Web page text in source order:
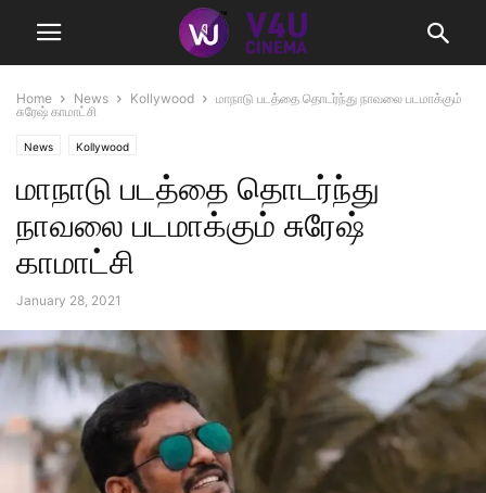
Home News Kollywood
மாநாடு படத்தை தொடர்ந்து நாவலை படமாக்கும்
சுரேஷ் காமாட்சி
News Kollywood
மாநாடு படத்தை தொடர்ந்து
நாவலை படமாக்கும் சுரேஷ்
காமாட்சி
January 28, 2021